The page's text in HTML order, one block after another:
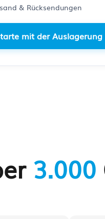
& Rücksendungen
mit der
3.000